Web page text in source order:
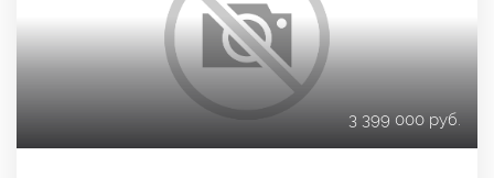
3 399 000 руб.